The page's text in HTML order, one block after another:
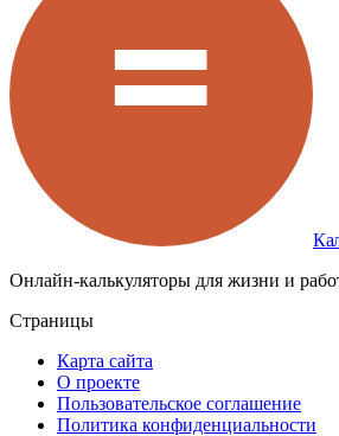
Онлайн-калькуляторы для жизни и
Страницы
Карта сайта
О проекте
Пользовательское соглашение
Политика конфиденциальности